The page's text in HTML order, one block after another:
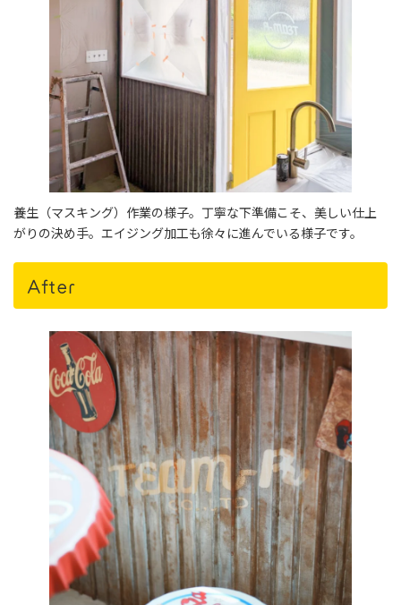
養生（マスキング）作業の様子。丁寧な下準備こそ、美しい仕上
がりの決め手。エイジング加工も徐々に進んでいる様子です。
After